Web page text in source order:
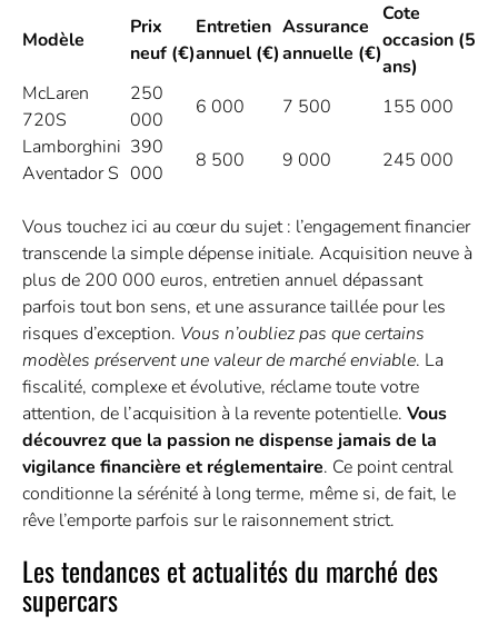
Modèle
Prix
neuf (€)
Entretien
annuel (€)
Assurance
annuelle (€)
Cote
occasion (5
ans)
McLaren
720S
250
000
6 000 7 500
155 000
Lamborghini
Aventador S
390
000
8 500 9 000 245 000
Vous touchez ici au cœur du sujet : l’engagement financier
transcende la simple dépense initiale. Acquisition neuve à
plus de 200 000 euros, entretien annuel dépassant
parfois tout bon sens, et une assurance taillée pour les
risques d’exception. Vous n’oubliez pas que certains
modèles préservent une valeur de marché enviable. La
fiscalité, complexe et évolutive, réclame toute votre
attention, de l’acquisition à la revente potentielle. Vous
découvrez que la passion ne dispense jamais de la
vigilance financière et réglementaire. Ce point central
conditionne la sérénité à long terme, même si, de fait, le
rêve l’emporte parfois sur le raisonnement strict.
Les tendances et actualités du marché des
supercars